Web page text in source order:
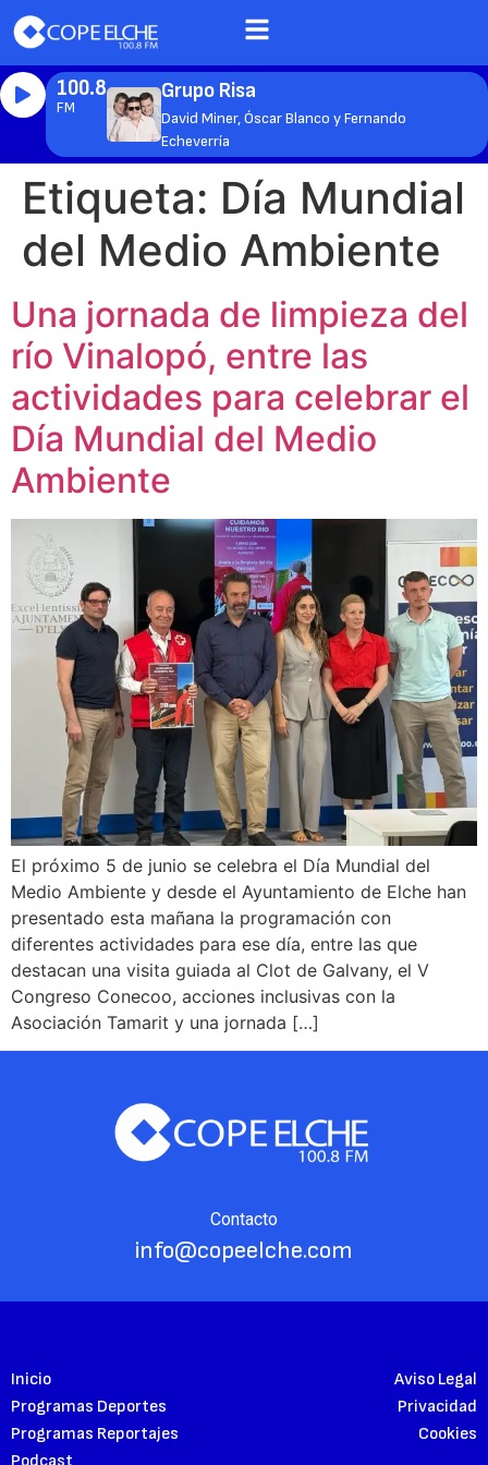
100.8
FM
Grupo Risa
David Miner, Óscar Blanco y Fernando
Echeverría
Etiqueta: Día Mundial
del Medio Ambiente
Una jornada de limpieza del
río Vinalopó, entre las
actividades para celebrar el
Día Mundial del Medio
Ambiente
El próximo 5 de junio se celebra el Día Mundial del
Medio Ambiente y desde el Ayuntamiento de Elche han
presentado esta mañana la programación con
diferentes actividades para ese día, entre las que
destacan una visita guiada al Clot de Galvany, el V
Congreso Conecoo, acciones inclusivas con la
Asociación Tamarit y una jornada […]
Contacto
info@copeelche.com
Inicio
Programas Deportes
Programas Reportajes
Aviso Legal
Privacidad
Cookies